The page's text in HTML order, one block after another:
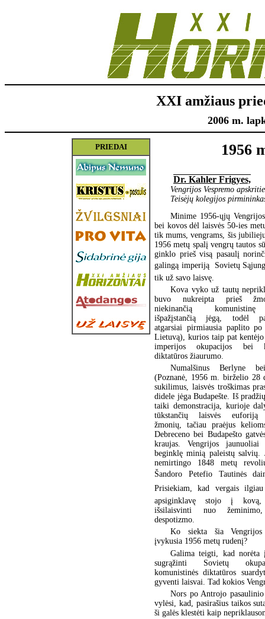
XXI amžiaus
2006 m.
PRIEDAI 1956
Dr. Kahler Frigyes,
Vengrijos Vespremo
Teisėjų kolegijos
Minime 1956-ųjų
bei kovos dėl laisvės 50-ies
tik mums, vengrams, šis
1956 metų spalį vengrų tautos
ginklo prieš visą pasaulį
galingą imperiją  Sovietų
tik už savo laisvę.
Kova vyko už tautų
buvo nukreipta prieš
niekinančią
išpažįstančią jėgą, todėl
atgarsiai pirmiausia paplito
Lietuvą), kurios taip pat
imperijos okupacijos bei
diktatūros žiaurumo.
Numalšinus Berlyne
(Poznanė, 1956 m. birželio 28
sukilimus, laisvės troškimas
didele jėga Budapešte. Iš
taiki demonstracija, kurioje
tūkstančių laisvės euforiją
žmonių, tačiau praėjus
Debreceno bei Budapešto
kraujas. Vengrijos jaunuoliai
beginklę minią paleistų salvių.
nemirtingo 1848 metų
Šandoro Petefio Tautinės
Prisiekiam, kad vergais
apsiginklavę stojo į
išsilaisvinti nuo
despotizmo.
Ko siekta šia Vengrijos
įvykusia 1956 metų rudenį?
Galima teigti, kad norėta
sugrąžinti Sovietų
komunistinės diktatūros
gyventi laisvai. Tad kokios
Nors po Antrojo
vylėsi, kad, pasirašius taikos
ši galės klestėti kaip